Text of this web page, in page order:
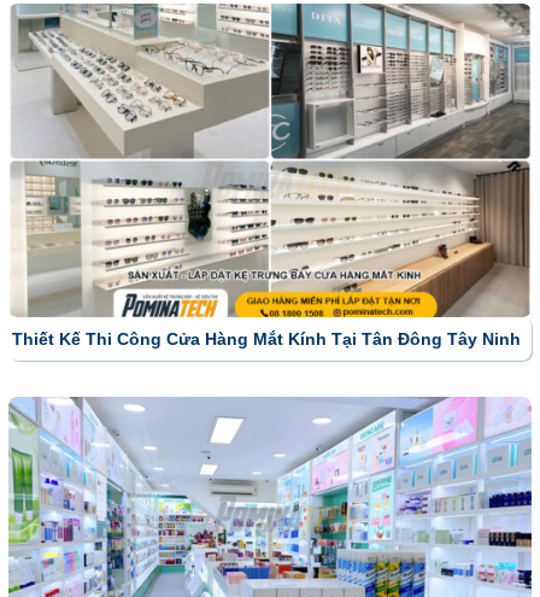
Thiết Kế Thi Công Cửa Hàng Mắt Kính Tại Tân Đông Tây Ninh